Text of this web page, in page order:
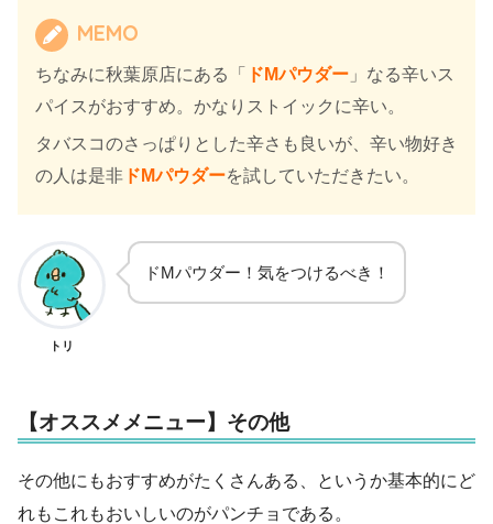
MEMO
ちなみに秋葉原店にある「 ドMパウダー 」なる辛いス
パイスがおすすめ。かなりストイックに辛い。
タバスコのさっぱりとした辛さも良いが、辛い物好き
の人は是非 ドMパウダーを試していただきたい。
トリ
ドMパウダー！気をつけるべき！
【オススメメニュー】その他
その他にもおすすめがたくさんある、というか基本的にど
れもこれもおいしいのがパンチョである。